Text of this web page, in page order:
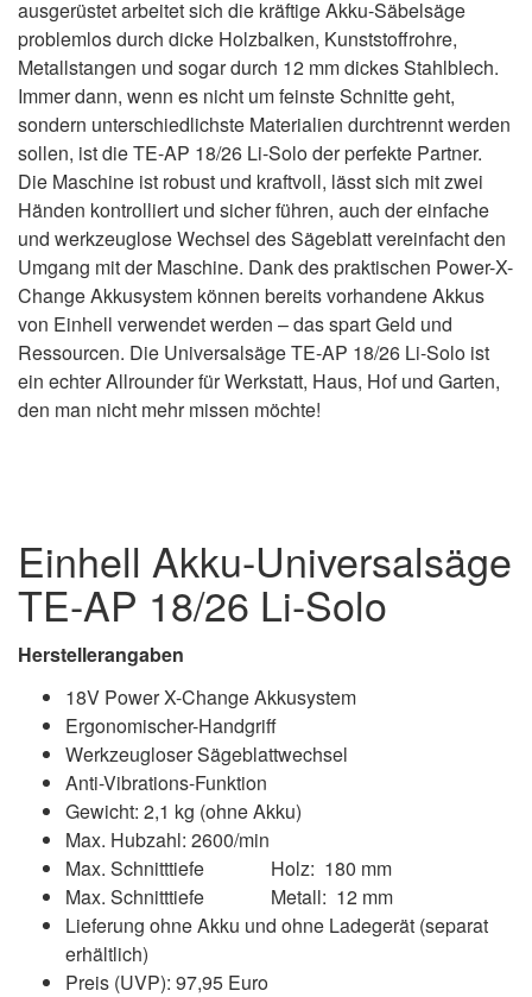
ausgerüstet arbeitet sich die kräftige Akku-Säbelsäge
problemlos durch dicke Holzbalken, Kunststoffrohre,
Metallstangen und sogar durch 12 mm dickes Stahlblech.
Immer dann, wenn es nicht um feinste Schnitte geht,
sondern unterschiedlichste Materialien durchtrennt werden
sollen, ist die TE-AP 18/26 Li-Solo der perfekte Partner.
Die Maschine ist robust und kraftvoll, lässt sich mit zwei
Händen kontrolliert und sicher führen, auch der einfache
und werkzeuglose Wechsel des Sägeblatt vereinfacht den
Umgang mit der Maschine. Dank des praktischen Power-X-
Change Akkusystem können bereits vorhandene Akkus
von Einhell verwendet werden – das spart Geld und
Ressourcen. Die Universalsäge TE-AP 18/26 Li-Solo ist
ein echter Allrounder für Werkstatt, Haus, Hof und Garten,
den man nicht mehr missen möchte!
Einhell Akku-Universalsäge
TE-AP 18/26 Li-Solo
Herstellerangaben
18V Power X-Change Akkusystem
Ergonomischer-Handgriff
Werkzeugloser Sägeblattwechsel
Anti-Vibrations-Funktion
Gewicht: 2,1 kg (ohne Akku)
Max. Hubzahl: 2600/min
Max. Schnitttiefe Holz: 180 mm
Max. Schnitttiefe Metall: 12 mm
Lieferung ohne Akku und ohne Ladegerät (separat
erhältlich)
Preis (UVP): 97,95 Euro